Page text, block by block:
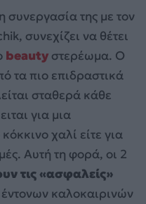
συνεργασία της με τον
συνεχίζει να θέτει
beauty στερέωμα. Ο
τα πιο επιδραστικά
σταθερά κάθε
για μια
χαλί είτε για
Αυτή τη φορά, οι 2
τις «ασφαλείς»
καλοκαιρινών